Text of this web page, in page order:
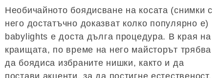
Необичайното боядисване на косата (снимки с
него достатъчно доказват колко популярно е)
babylights е доста дълга процедура. В края на
краищата, по време на него майсторът трябва
да боядиса избраните нишки, както и да